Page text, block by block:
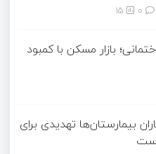
15
بازار مسکن با کمبود
بیمارستان‌ها تهدیدی برای